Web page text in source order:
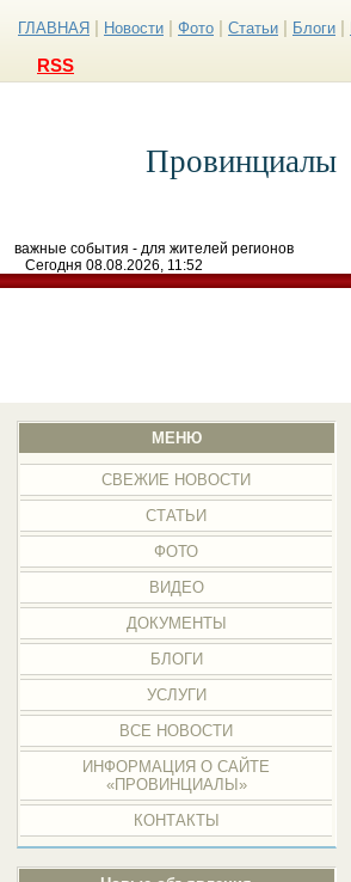
ГЛАВНАЯ Новости Фото Статьи Блоги
RSS
Провинциалы
важные события - для жителей регионов
Сегодня 08.08.2026, 11:52
МЕНЮ
СВЕЖИЕ НОВОСТИ
СТАТЬИ
ФОТО
ВИДЕО
ДОКУМЕНТЫ
БЛОГИ
УСЛУГИ
ВСЕ НОВОСТИ
ИНФОРМАЦИЯ О САЙТЕ
«ПРОВИНЦИАЛЫ»
КОНТАКТЫ